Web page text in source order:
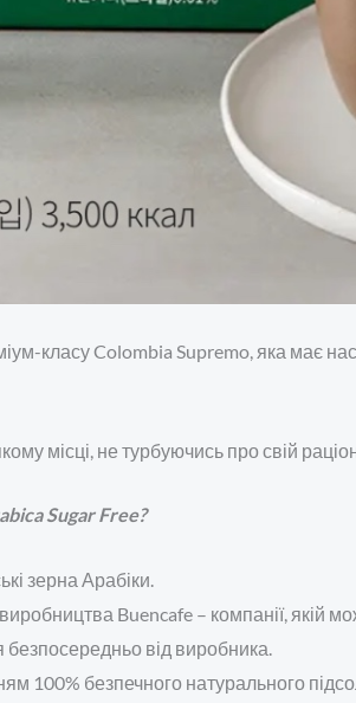
класу Colombia Supremo, яка має
місці, не турбуючись про свій
Sugar Free?
зерна Арабіки.
Buencafe – компанії, якій
від виробника.
100% безпечного натурального